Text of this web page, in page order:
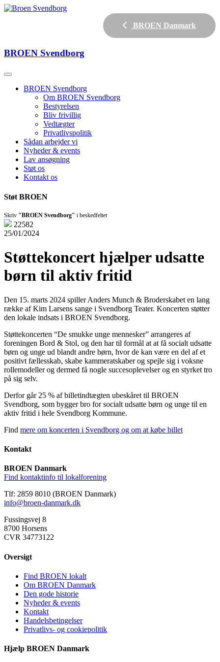
BROEN Danmark
BROEN Svendborg
BROEN Svendborg
Om BROEN Svendborg
Bestyrelsen
Bliv frivillig
Vedtægter
Privatlivspolitik
Sådan arbejder vi
Nyheder & events
Lav ansøgning
Støt os
Kontakt os
Støt BROEN
Skriv "BROEN Svendborg" i beskedfeltet
22582
25/01/2024
Støttekoncert hjælper udsatte
børn til aktiv fritid
Den 15. marts 2024 spiller Anders Munch & Broderskabet en lang
række af Kim Larsens sange i Svendborg Teater. Koncerten støtter
den lokale indsats i BROEN Svendborg.
Støttekoncerten “De smukke unge mennesker” arrangeres af
foreningen Bord & Stol, og den har til formål at at få socialt udsatte
børn og unge ud blandt andre børn, hvor de kan være en del af et
positivt fællesskab, skabe kammeratskaber og spejle sig i voksne
rollemodeller og dermed få nogle succesoplevelser og en styrket tro
på sig selv.
Derfor går 25 % af billetindtægten ubeskåret til BROEN
Svendborg, som bygger bro for socialt udsatte børn og unge til en
aktiv fritid i hele Svendborg Kommune.
Find mere om koncerten i Svendborg og om at købe billet
Kontakt
BROEN Danmark
Find kontaktinfo til lokalforening
Tlf: 2859 8010 (BROEN Danmark)
info@broen-danmark.dk
Fussingsvej 8
8700 Horsens
CVR 34773122
Oversigt
Find BROEN lokalt
Om BROEN Danmark
Den gode historie
Nyheder & events
Kontakt
Handelsbetingelser
Privatlivs- og cookiepolitik
Hjælp BROEN Danmark